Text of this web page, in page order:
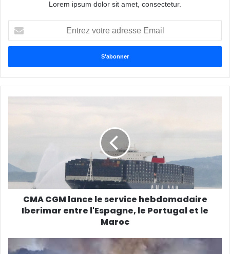
Lorem ipsum dolor sit amet, consectetur.
votre
adresse
CMA CGM lance le service hebdomadaire
Iberimar entre l'Espagne, le Portugal et le
Maroc